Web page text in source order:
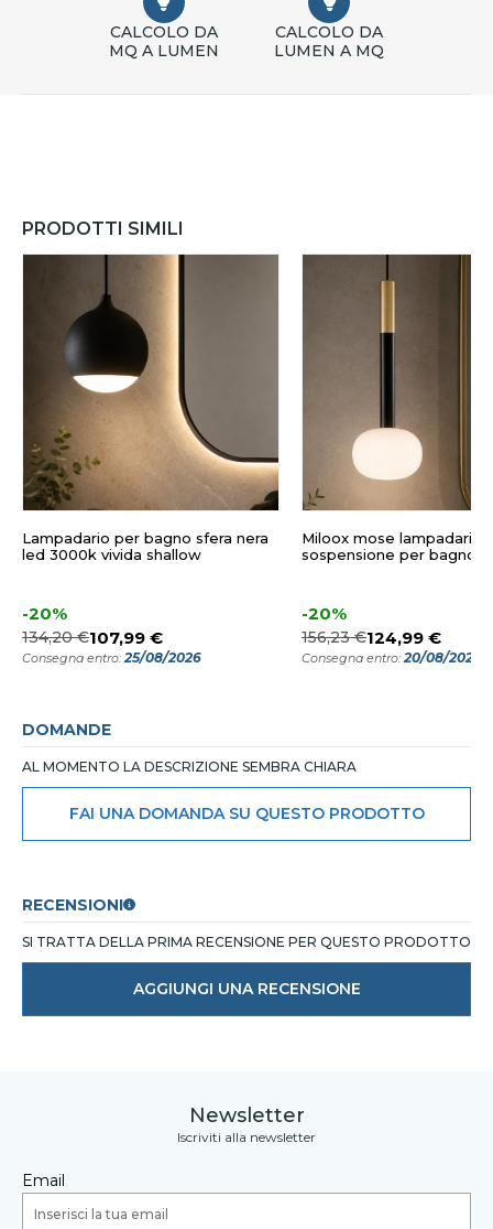
CALCOLO DA
MQ A LUMEN
CALCOLO DA
LUMEN A MQ
PRODOTTI SIMILI
Lampadario per bagno sfera nera
led 3000k vivida shallow
-20%
134,20 €107,99 €
Consegna entro: 25/08/2026
Miloox mose lampadario
sospensione per bagno
-20%
156,23 €124,99 €
Consegna entro: 20/08/2026
DOMANDE
AL MOMENTO LA DESCRIZIONE SEMBRA CHIARA
FAI UNA DOMANDA SU QUESTO PRODOTTO
RECENSIONI
SI TRATTA DELLA PRIMA RECENSIONE PER QUESTO PRODOTTO
AGGIUNGI UNA RECENSIONE
Newsletter
Iscriviti alla newsletter
Email